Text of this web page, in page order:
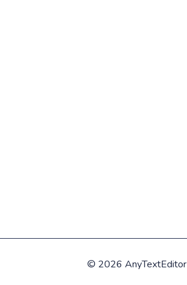
© 2026 AnyTextEditor